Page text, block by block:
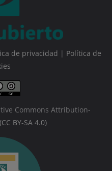
de privacidad | Política de
Commons Attribution-
(CC BY-SA 4.0)